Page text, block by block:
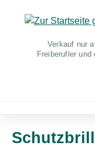
Zum Hauptinhalt
Verkauf nur
Freiberufler